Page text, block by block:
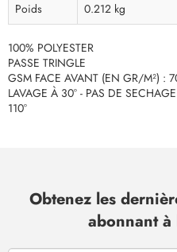
Poids
0.212 kg
100% POLYESTER
PASSE TRINGLE
GSM FACE AVANT (EN GR/M²) :
LAVAGE À 30° - PAS DE
110°
Obtenez les
abonnant à